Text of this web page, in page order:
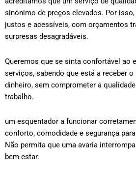
sinónimo de preços elevados. Por
justos e acessíveis, com orçamentos
surpresas desagradáveis.
Queremos que se sinta confortável ao
serviços, sabendo que está a receber
dinheiro, sem comprometer a
trabalho.
um esquentador a funcionar
conforto, comodidade e segurança
Não permita que uma avaria
bem-estar.